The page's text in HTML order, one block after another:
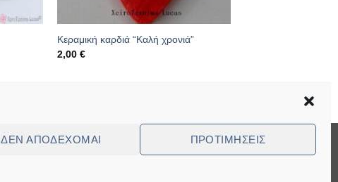
ΔΕΝ ΑΠΟΔΈΧΟΜΑΙ ΠΡΟΤΙΜΉΣΕΙΣ
Κεραμική καρδιά “Καλή χρονιά”
2,00 €
Visa
Bank
Cash